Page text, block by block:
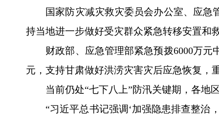
国家防灾减灾救灾委员会办公室、应
持当地进一步做好受灾群众紧急转移安置和
财政部、应急管理部紧急预拨6000万
元，支持甘肃做好洪涝灾害灾后应急恢复，
当前仍处“七下八上”防汛关键期，各地
“习近平总书记强调‘加强隐患排查整治